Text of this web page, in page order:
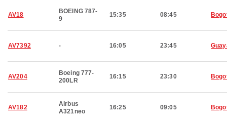
AV18
BOEING 787-
9
15:35 08:45
AV7392 - 16:05 23:45
AV204
Boeing 777-
200LR
16:15 23:30
AV182
Airbus
A321neo
16:25 09:05